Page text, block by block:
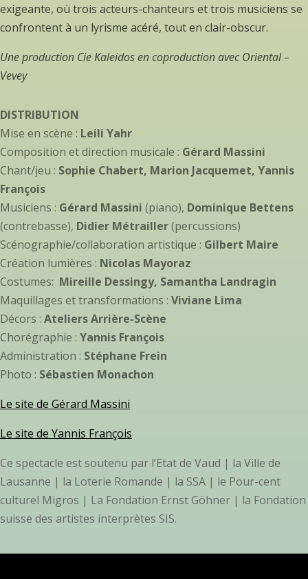
exigeante, où trois acteurs-chanteurs et trois musiciens se
confrontent à un lyrisme acéré, tout en clair-obscur.
Une production Cie Kaleidos en coproduction avec Oriental –
Vevey
DISTRIBUTION
Mise en scène : Leili Yahr
Composition et direction musicale : Gérard Massini
Chant/jeu : Sophie Chabert, Marion Jacquemet, Yannis
François
Musiciens : Gérard Massini (piano), Dominique Bettens
(contrebasse), Didier Métrailler(percussions)
Scénographie/collaboration artistique : Gilbert Maire
Création lumières : Nicolas Mayoraz
Costumes: Mireille Dessingy, Samantha Landragin
Maquillages et transformations : Viviane Lima
Décors : Ateliers Arrière-Scène
Chorégraphie : Yannis François
Administration : Stéphane Frein
Photo : Sébastien Monachon
Le site de Gérard Massini
Le site de Yannis François
Ce spectacle est soutenu par l’Etat de Vaud | la Ville de
Lausanne | la Loterie Romande | la SSA | le Pour-cent
culturel Migros | La Fondation Ernst Göhner | la Fondation
suisse des artistes interprètes SIS.